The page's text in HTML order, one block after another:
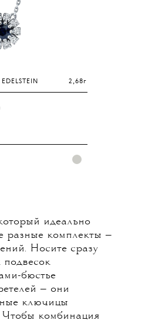
2,68г
идеально
разные комплекты —
Носите сразу
подвесок
бюстье
— они
ключицы
комбинация